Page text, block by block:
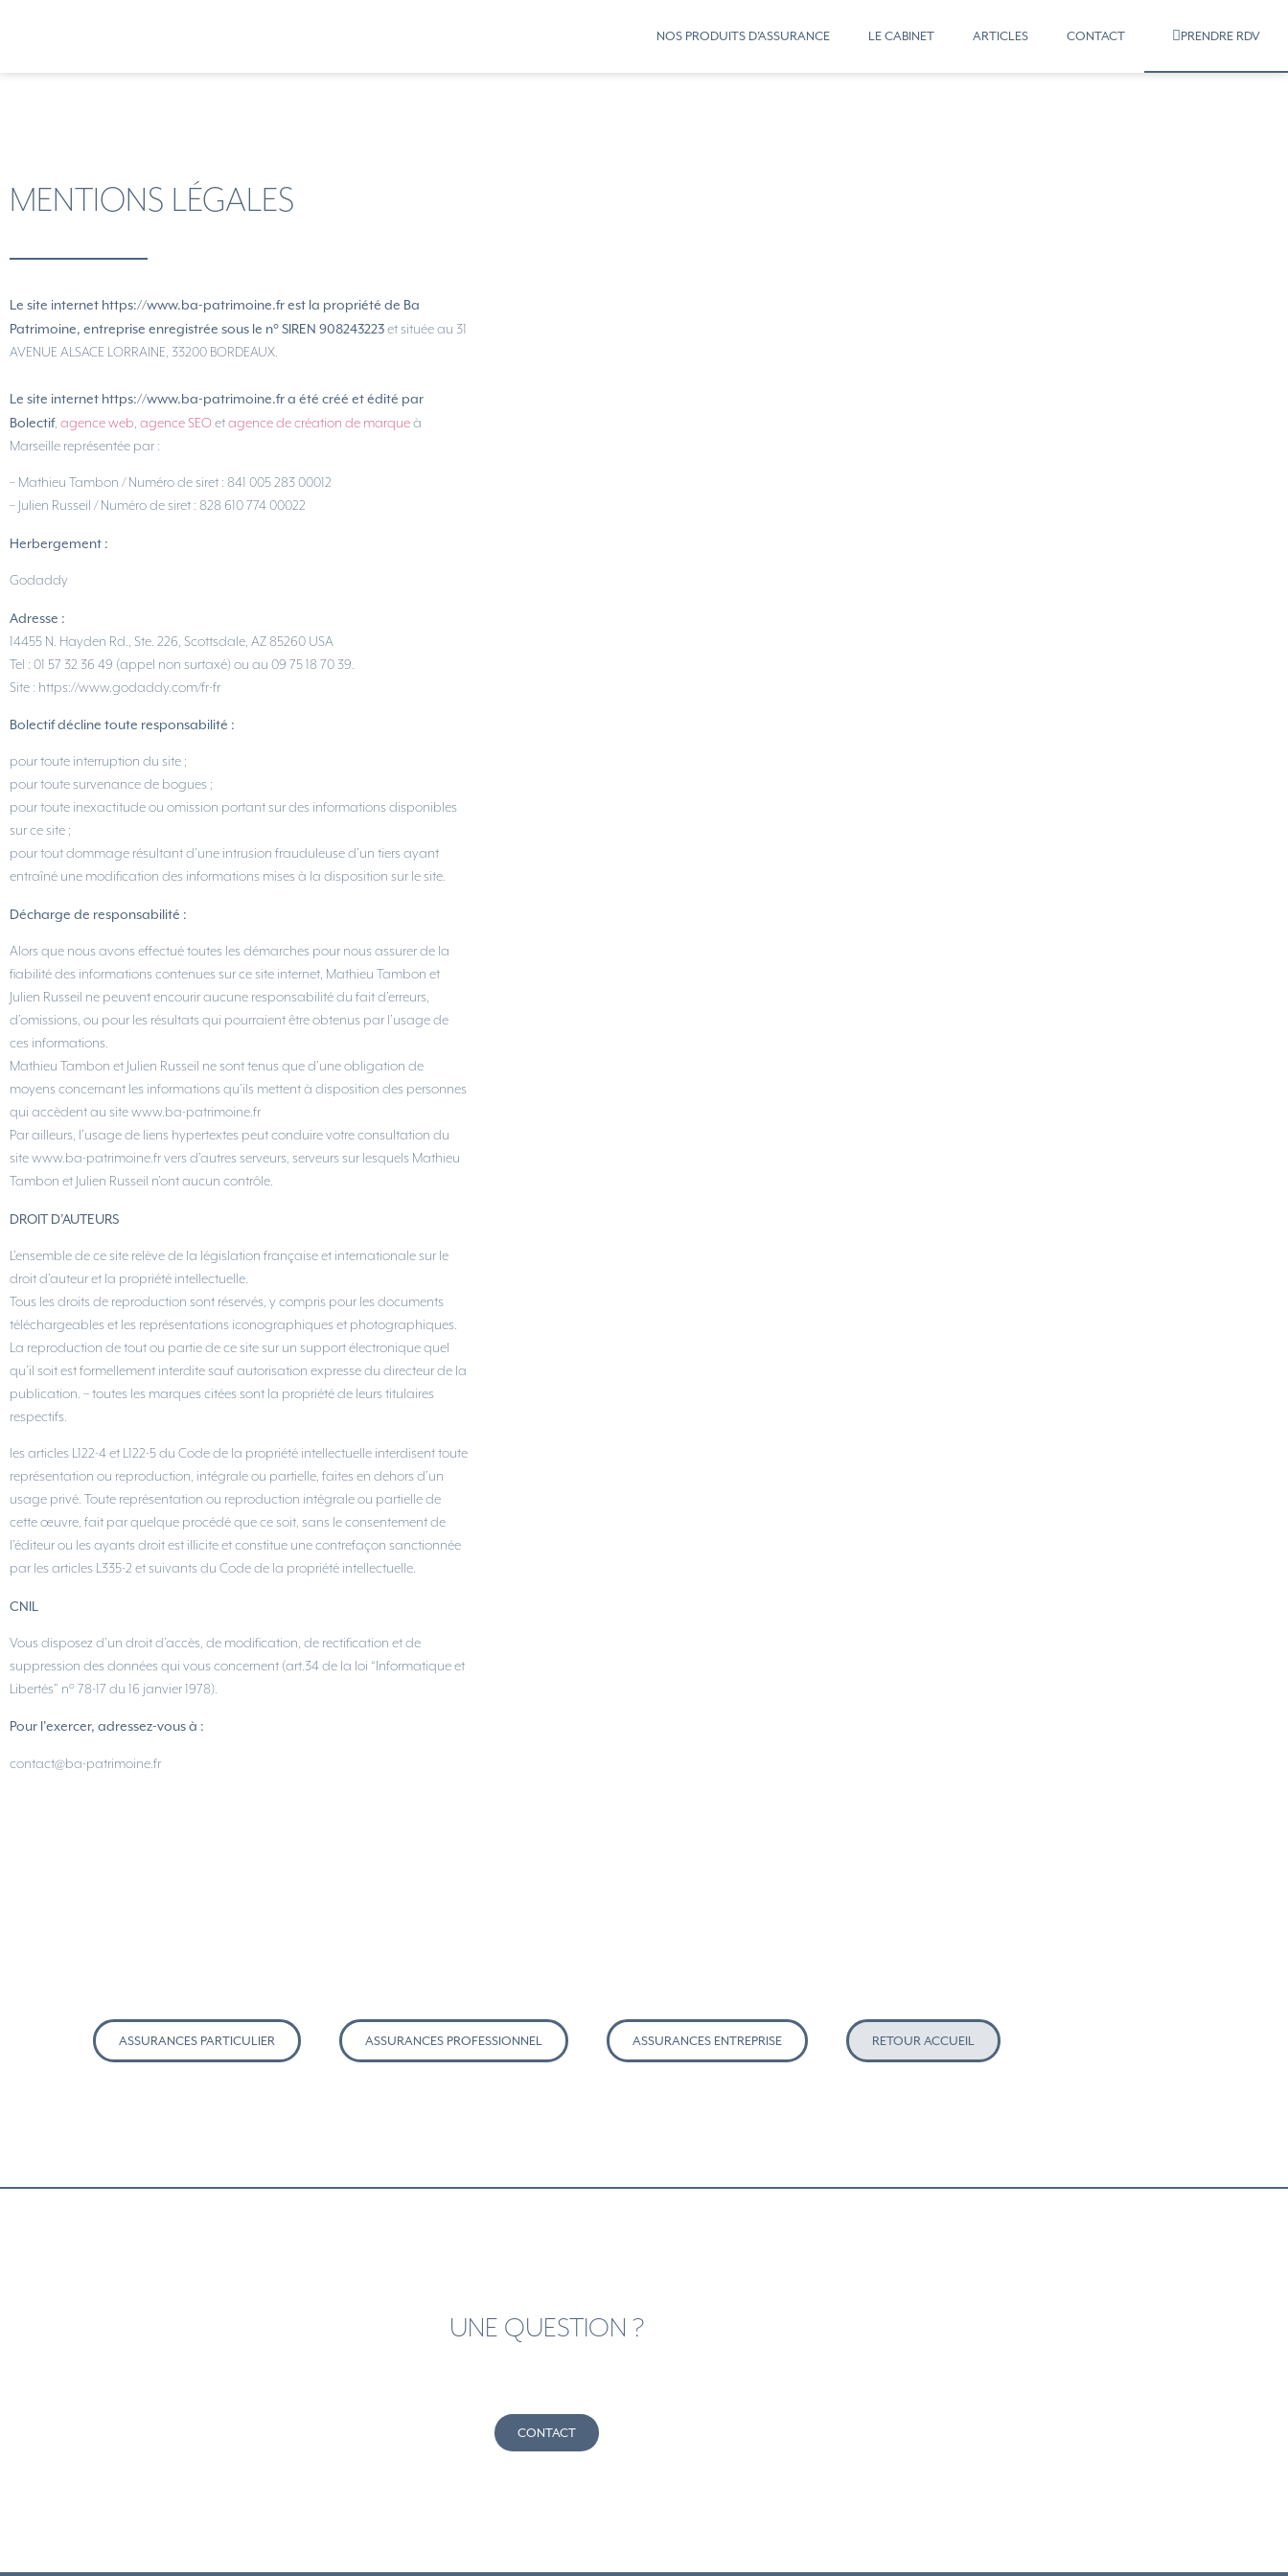
NOS PRODUITS D’ASSURANCE LE CABINET ARTICLES CONTACT PRENDRE RDV
MENTIONS LÉGALES
Le site internet https://www.ba-patrimoine.fr est la propriété de Ba
Patrimoine, entreprise enregistrée sous le n° SIREN 908243223et située au 31
AVENUE ALSACE LORRAINE, 33200 BORDEAUX.
Le site internet https://www.ba-patrimoine.fra été créé et édité par
Bolectif, agence web, agence SEOetagence de création de marqueà
Marseille représentée par :
– Mathieu Tambon / Numéro de siret : 841 005 283 00012
– Julien Russeil / Numéro de siret : 828 610 774 00022
Herbergement :
Godaddy
Adresse :
14455 N. Hayden Rd., Ste. 226, Scottsdale, AZ 85260 USA
Tel : 01 57 32 36 49 (appel non surtaxé) ou au 09 75 18 70 39.
Site : https://www.godaddy.com/fr-fr
Bolectif décline toute responsabilité :
pour toute interruption du site ;
pour toute survenance de bogues ;
pour toute inexactitude ou omission portant sur des informations disponibles
sur ce site ;
pour tout dommage résultant d’une intrusion frauduleuse d’un tiers ayant
entraîné une modification des informations mises à la disposition sur le site.
Décharge de responsabilité :
Alors que nous avons effectué toutes les démarches pour nous assurer de la
fiabilité des informations contenues sur ce site internet, Mathieu Tambon et
Julien Russeil ne peuvent encourir aucune responsabilité du fait d’erreurs,
d’omissions, ou pour les résultats qui pourraient être obtenus par l’usage de
ces informations.
Mathieu Tambon et Julien Russeil ne sont tenus que d’une obligation de
moyens concernant les informations qu’ils mettent à disposition des personnes
qui accèdent au site www.ba-patrimoine.fr
Par ailleurs, l’usage de liens hypertextes peut conduire votre consultation du
site www.ba-patrimoine.fr vers d’autres serveurs, serveurs sur lesquels Mathieu
Tambon et Julien Russeil n’ont aucun contrôle.
DROIT D’AUTEURS
L’ensemble de ce site relève de la législation française et internationale sur le
droit d’auteur et la propriété intellectuelle.
Tous les droits de reproduction sont réservés, y compris pour les documents
téléchargeables et les représentations iconographiques et photographiques.
La reproduction de tout ou partie de ce site sur un support électronique quel
qu’il soit est formellement interdite sauf autorisation expresse du directeur de la
publication. – toutes les marques citées sont la propriété de leurs titulaires
respectifs.
les articles L122-4 et L122-5 du Code de la propriété intellectuelle interdisent toute
représentation ou reproduction, intégrale ou partielle, faites en dehors d’un
usage privé. Toute représentation ou reproduction intégrale ou partielle de
cette œuvre, fait par quelque procédé que ce soit, sans le consentement de
l’éditeur ou les ayants droit est illicite et constitue une contrefaçon sanctionnée
par les articles L335-2 et suivants du Code de la propriété intellectuelle.
CNIL
Vous disposez d’un droit d’accès, de modification, de rectification et de
suppression des données qui vous concernent (art.34 de la loi “Informatique et
Libertés” n° 78-17 du 16 janvier 1978).
Pour l’exercer, adressez-vous à :
contact@ba-patrimoine.fr
ASSURANCES PARTICULIER ASSURANCES PROFESSIONNEL ASSURANCES ENTREPRISE RETOUR ACCUEIL
UNE QUESTION ?
CONTACT